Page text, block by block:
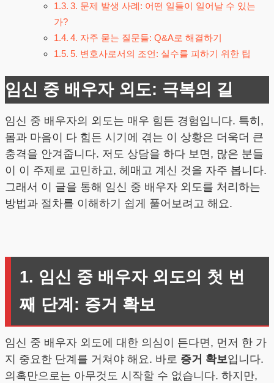
3. 문제 발생 사례: 어떤 일들이 일어날 수 있는
가?
4. 자주 묻는 질문들: Q&A로 해결하기
5. 변호사로서의 조언: 실수를 피하기 위한 팁
임신 중 배우자 외도: 극복의 길
임신 중 배우자의 외도는 매우 힘든 경험입니다. 특히,
몸과 마음이 다 힘든 시기에 겪는 이 상황은 더욱더 큰
충격을 안겨줍니다. 저도 상담을 하다 보면, 많은 분들
이 이 주제로 고민하고, 헤매고 계신 것을 자주 봅니다.
그래서 이 글을 통해 임신 중 배우자 외도를 처리하는
방법과 절차를 이해하기 쉽게 풀어보려고 해요.
1. 임신 중 배우자 외도의 첫 번
째 단계: 증거 확보
임신 중 배우자 외도에 대한 의심이 든다면, 먼저 한 가
지 중요한 단계를 거쳐야 해요. 바로 증거 확보입니다.
의혹만으로는 아무것도 시작할 수 없습니다. 하지만,